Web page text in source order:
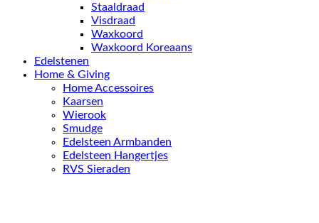
Staaldraad
Visdraad
Waxkoord
Waxkoord Koreaans
Edelstenen
Home & Giving
Home Accessoires
Kaarsen
Wierook
Smudge
Edelsteen Armbanden
Edelsteen Hangertjes
RVS Sieraden